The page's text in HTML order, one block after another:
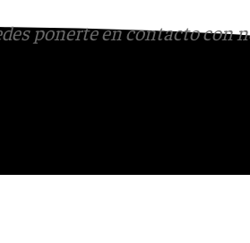
ponerte en contacto con